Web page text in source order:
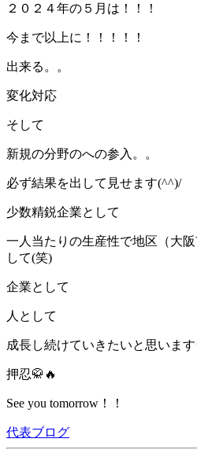
２０２４年の５月は！！！
今まで以上に！！！！！
出来る。。
変化対応
そして
新規の分野のへの参入。。
必ず結果を出して見せます(^^)/
少数精鋭企業として
一人当たりの生産性で地区（大
して(笑)
企業として
人として
成長し続けていきたいと思いま
押忍🥋🔥
See you tomorrow！！
代表ブログ